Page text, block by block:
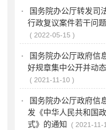
·
国务院办公厅转发司
行政复议案件若干问
2022-05-15
·
国务院办公厅政府信
好规章集中公开并动
2021-11-10
·
国务院办公厅政府信
发《中华人民共和国
式》的通知
2021-11-